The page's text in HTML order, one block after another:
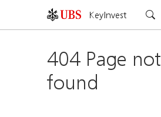
KeyInvest
404 Page not
found